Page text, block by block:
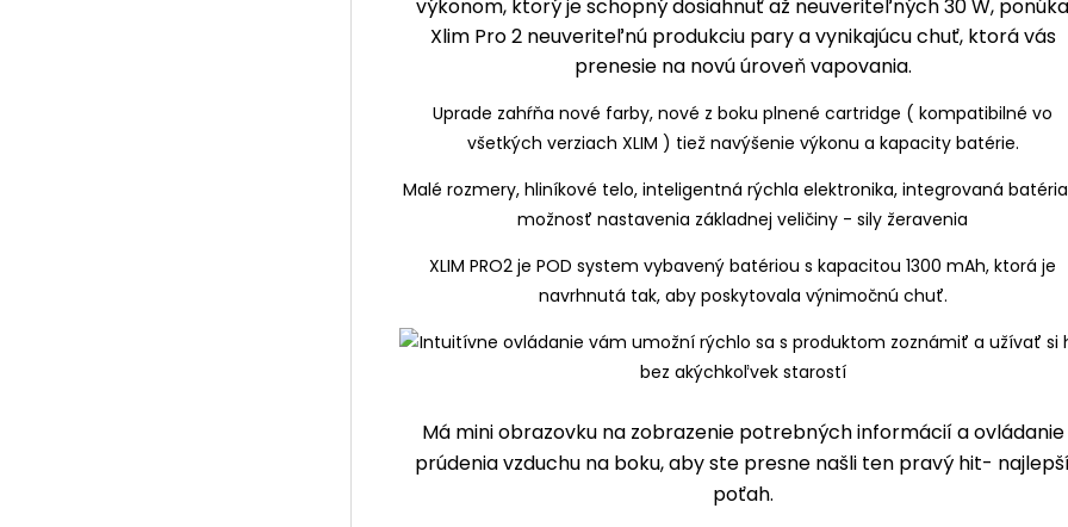
Uprade zahŕňa nové farby, nové z boku plnené cartridge ( kompatibilné vo
všetkých verziach XLIM ) tiež navýšenie výkonu a kapacity batérie.
Malé rozmery, hliníkové telo, inteligentná rýchla elektronika, integrovaná
možnosť nastavenia základnej veličiny - sily žeravenia
XLIM PRO2 je POD system vybavený batériou s kapacitou 1300 mAh, ktorá je
navrhnutá tak, aby poskytovala výnimočnú chuť.
Má mini obrazovku na zobrazenie potrebných informácií a ovládanie
prúdenia vzduchu na boku, aby ste presne našli ten pravý hit-
poťah.